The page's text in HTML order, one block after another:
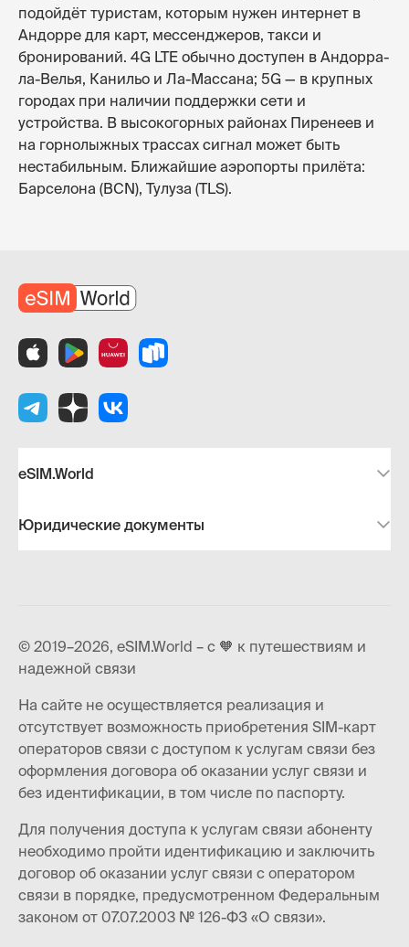
подойдёт туристам, которым нужен интернет в
Андорре для карт, мессенджеров, такси и
бронирований. 4G LTE обычно доступен в Андорра-
ла-Велья, Канильо и Ла-Массана; 5G — в крупных
городах при наличии поддержки сети и
устройства. В высокогорных районах Пиренеев и
на горнолыжных трассах сигнал может быть
нестабильным. Ближайшие аэропорты прилёта:
Барселона (BCN), Тулуза (TLS).
eSIM.World
Юридические документы
© 2019–2026, eSIM.World – с 🧡 к путешествиям и
надежной связи
На сайте не осуществляется реализация и
отсутствует возможность приобретения SIM-карт
операторов связи с доступом к услугам связи без
оформления договора об оказании услуг связи и
без идентификации, в том числе по паспорту.
Для получения доступа к услугам связи абоненту
необходимо пройти идентификацию и заключить
договор об оказании услуг связи с оператором
связи в порядке, предусмотренном Федеральным
законом от 07.07.2003 № 126-ФЗ «О связи».